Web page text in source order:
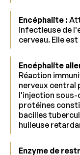
Encéphalite :
infectieuse de
cerveau. Elle
Encéphalite
Réaction
nerveux central
l'injection sous-
protéines
bacilles
huileuse
Enzyme de